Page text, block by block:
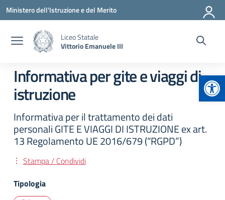
Vai ai contenuti
Vai al menu di navigazione
Vai al footer
Ministero dell'Istruzione e del Merito
Liceo Statale
Vittorio Emanuele III
Informativa per gite e viaggi di
istruzione
Informativa per il trattamento dei dati
personali GITE E VIAGGI DI ISTRUZIONE ex art.
13 Regolamento UE 2016/679 (“RGPD”)
Stampa / Condividi
Tipologia